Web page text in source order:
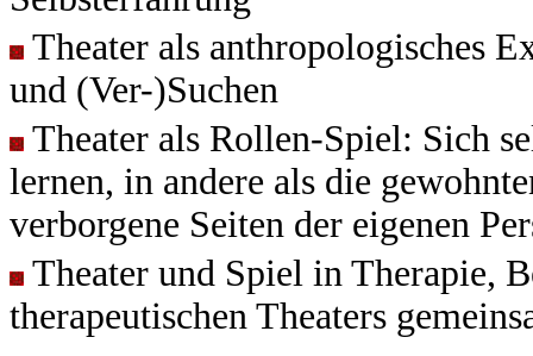
Theater als anthropologisches
und (Ver-)Suchen
Theater als Rollen-Spiel: Sich
lernen, in andere als die
verborgene Seiten der eigenen
Theater und Spiel in Therapie,
therapeutischen Theaters